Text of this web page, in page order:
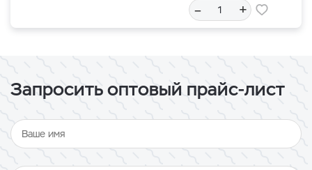
– +
Запросить оптовый прайс-лист